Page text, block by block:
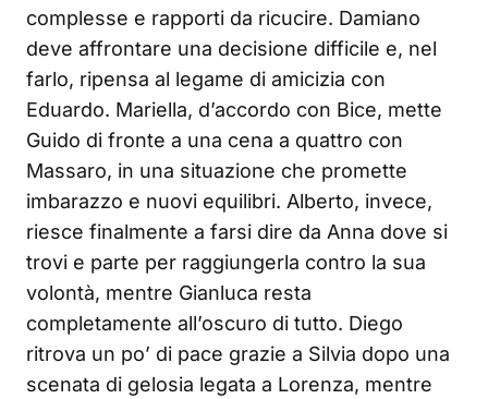
complesse e rapporti da ricucire. Damiano
deve affrontare una decisione difficile e, nel
farlo, ripensa al legame di amicizia con
Eduardo. Mariella, d’accordo con Bice, mette
Guido di fronte a una cena a quattro con
Massaro, in una situazione che promette
imbarazzo e nuovi equilibri. Alberto, invece,
riesce finalmente a farsi dire da Anna dove si
trovi e parte per raggiungerla contro la sua
volontà, mentre Gianluca resta
completamente all’oscuro di tutto. Diego
ritrova un po’ di pace grazie a Silvia dopo una
scenata di gelosia legata a Lorenza, mentre